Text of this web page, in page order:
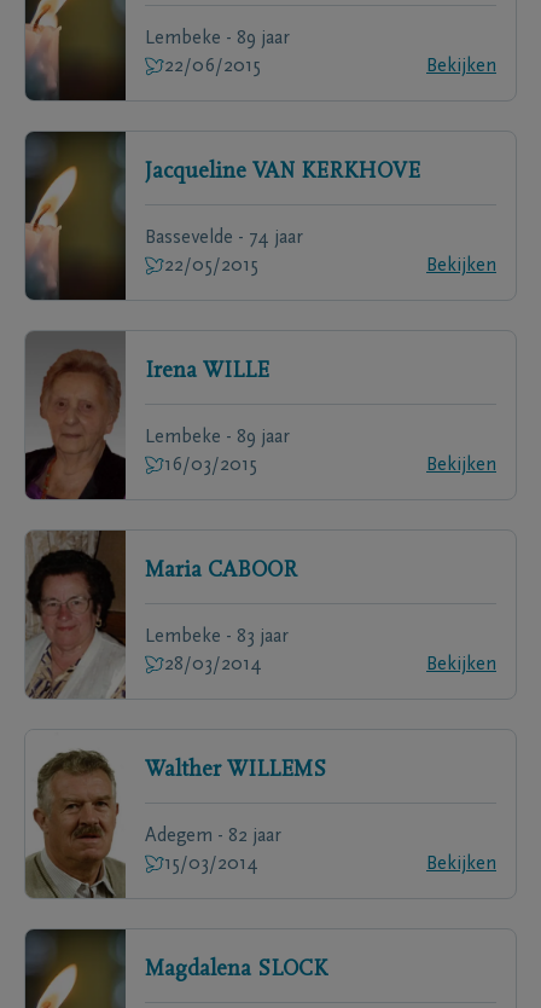
Lembeke - 89 jaar
22/06/2015
Bekijken
Jacqueline VAN KERKHOVE
Bassevelde - 74 jaar
22/05/2015
Bekijken
Irena WILLE
Lembeke - 89 jaar
16/03/2015
Bekijken
Maria CABOOR
Lembeke - 83 jaar
28/03/2014
Bekijken
Walther WILLEMS
Adegem - 82 jaar
15/03/2014
Bekijken
Magdalena SLOCK